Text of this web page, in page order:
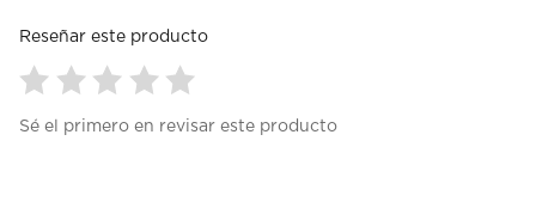
Reseñar este producto
paraparaparaparapara
Sé el primero en revisar este producto